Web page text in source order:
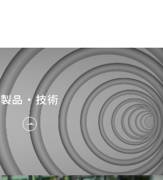
製品・技術